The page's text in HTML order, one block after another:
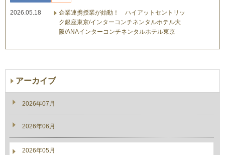
2026.05.18
企業連携授業が始動！ ハイアットセントリッ
ク銀座東京/インターコンチネンタルホテル大
阪/ANAインターコンチネンタルホテル東京
アーカイブ
2026年07月
2026年06月
2026年05月